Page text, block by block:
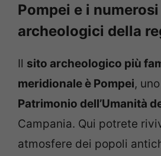
Pompei e i
archeologici della
Il sito archeologico più
meridionale è Pompei,
Patrimonio dell’Umanità
Campania. Qui potrete
atmosfere dei popoli